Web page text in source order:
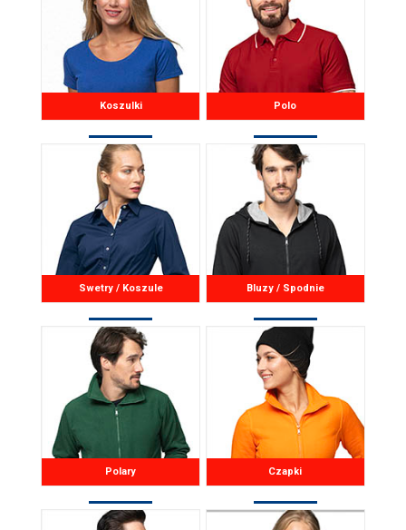
Koszulki Polo
Swetry / Koszule Bluzy / Spodnie
Polary Czapki